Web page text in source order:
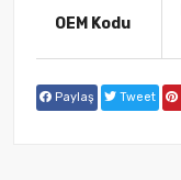
OEM Kodu
Paylaş Tweet